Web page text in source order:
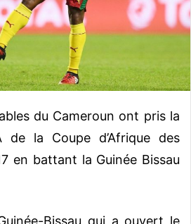
du Cameroun ont pris la
la Coupe d’Afrique des
en battant la Guinée Bissau
Bissau qui a ouvert le